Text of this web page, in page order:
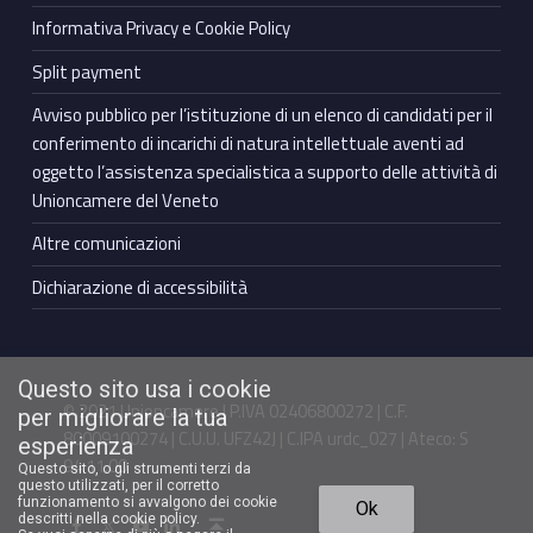
Informativa Privacy e Cookie Policy
Split payment
Avviso pubblico per l’istituzione di un elenco di candidati per il
conferimento di incarichi di natura intellettuale aventi ad
oggetto l’assistenza specialistica a supporto delle attività di
Unioncamere del Veneto
Altre comunicazioni
Dichiarazione di accessibilità
© 2021 Unioncamere | P.IVA 02406800272 | C.F.
80009100274 | C.U.U. UFZ42J | C.IPA urdc_027 | Ateco: S
94.11.00
Facebook Unioncamere VenetoTwitter Unioncamere VenetoYoutube Unioncamere VenetoLinkedin Unioncamere Veneto Torna in cima ↑
Questo sito usa i cookie
per migliorare la tua
esperienza
Questo sito, o gli strumenti terzi da
questo utilizzati, per il corretto
funzionamento si avvalgono dei cookie
descritti nella cookie policy.
Ok